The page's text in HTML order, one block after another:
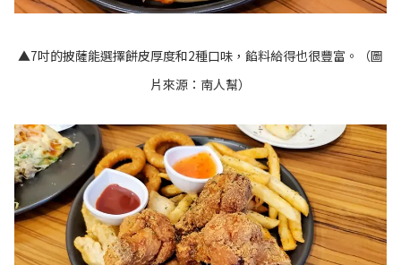
​​​​​​​▲7吋的披薩能選擇餅皮厚度和2種口味，餡料給得也很豐富。（圖
片來源：南人幫）